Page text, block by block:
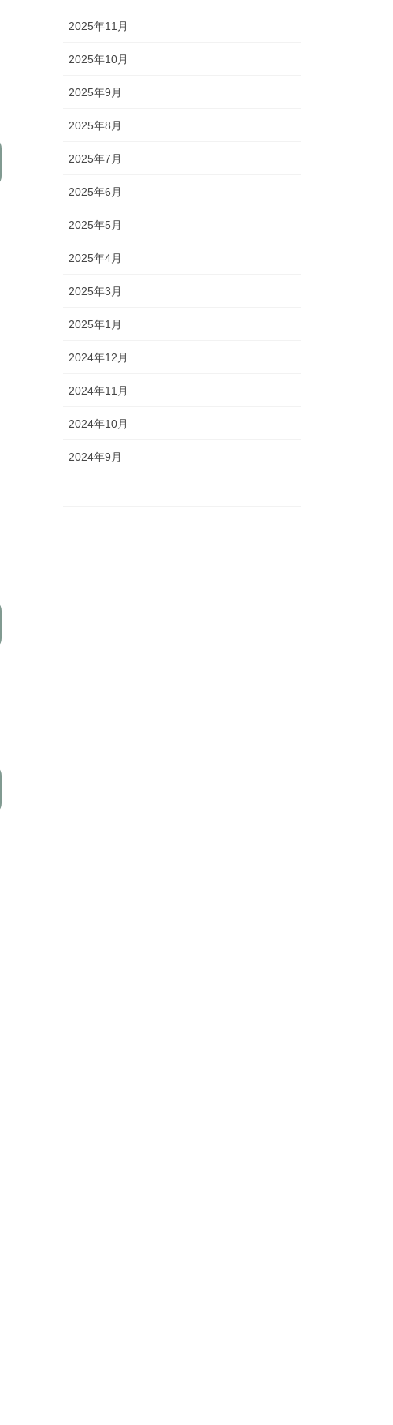
2025年11月
2025年10月
2025年9月
2025年8月
2025年7月
2025年6月
2025年5月
2025年4月
2025年3月
2025年1月
2024年12月
2024年11月
2024年10月
2024年9月